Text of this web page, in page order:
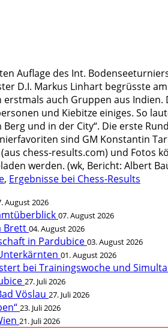
Auflage des Int.
D.I. Markus Linhart begrüsste
erstmals auch Gruppen aus
und Kiebitze einiges. So
Berg und in der City“. Die erste
sind GM Konstantin
chess-results.com) und Fotos
werden. (wk, Bericht: Albert
, Ergebnisse bei Chess-Results
August 2026
07. August 2026
Brett 04. August 2026
in Pardubice 03. August 2026
01. August 2026
bei Trainingswoche und
27. Juli 2026
Vöslau 27. Juli 2026
23. Juli 2026
21. Juli 2026